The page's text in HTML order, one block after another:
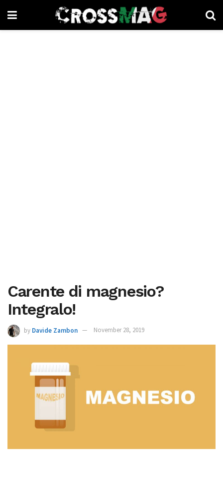
Carente di magnesio?
Integralo!
by Davide Zambon November 28, 2019